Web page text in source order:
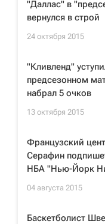
"Даллас" в
вернулся в строй
24 октября 2015
"Кливленд"
предсезонном
набрал 5 очков
13 октября 2015
Французский
Серафин
НБА "Нью-Йорк
04 августа 2015
Баскетболист